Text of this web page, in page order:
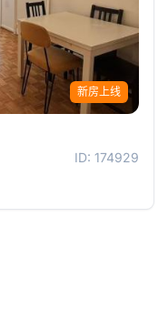
新房上线
ID: 174929